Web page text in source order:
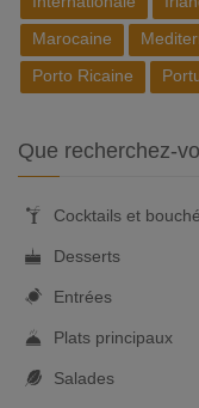
Marocaine
Porto Ricaine
Que recherchez-
Cocktails et
Desserts
Entrées
Plats principaux
Salades